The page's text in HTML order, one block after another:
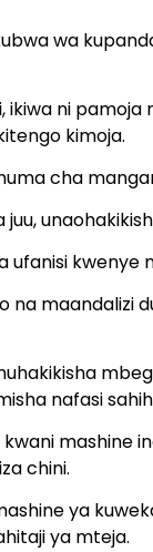
wa
ikiwa ni
kimoja.
cha
juu,
ufanisi
na maandalizi
nafasi
kwani mashine
chini.
ya
ya mteja.